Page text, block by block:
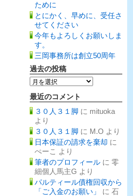
ために
とにかく、早めに、受任さ
せてください
今年もよろしくお願いしま
す。
三岡事務所は創立50周年
過去の投稿
過
去
投
最近のコメント
３０人３１脚 に mituoka
より
３０人３１脚 に M.O より
日本保証の請求を棄却 に
ぺーこ より
筆者のプロフィール に 零
細個人馬主G より
パルティール債権回収から
「ご入金のお願い」
に 石